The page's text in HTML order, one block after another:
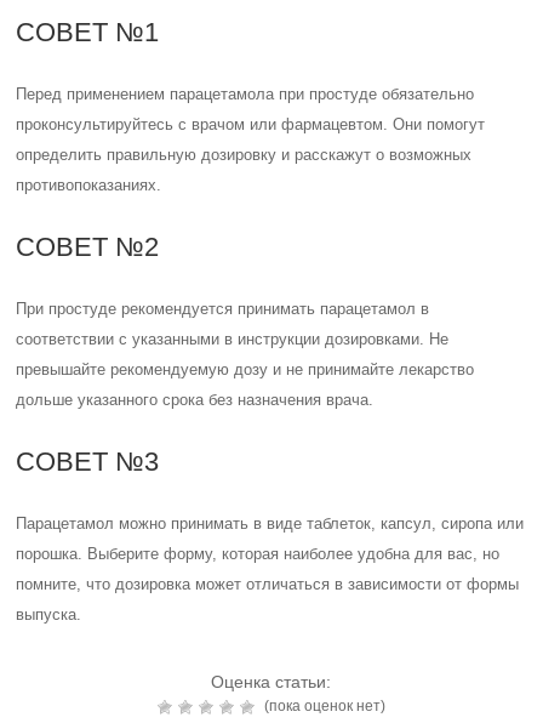
СОВЕТ №1
Перед применением парацетамола при простуде обязательно
проконсультируйтесь с врачом или фармацевтом. Они помогут
определить правильную дозировку и расскажут о возможных
противопоказаниях.
СОВЕТ №2
При простуде рекомендуется принимать парацетамол в
соответствии с указанными в инструкции дозировками. Не
превышайте рекомендуемую дозу и не принимайте лекарство
дольше указанного срока без назначения врача.
СОВЕТ №3
Парацетамол можно принимать в виде таблеток, капсул, сиропа или
порошка. Выберите форму, которая наиболее удобна для вас, но
помните, что дозировка может отличаться в зависимости от формы
выпуска.
Оценка статьи:
(пока оценок нет)